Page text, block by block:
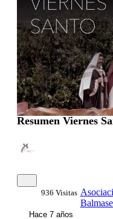
Resumen Viernes
936 Visitas
Hace 7 años